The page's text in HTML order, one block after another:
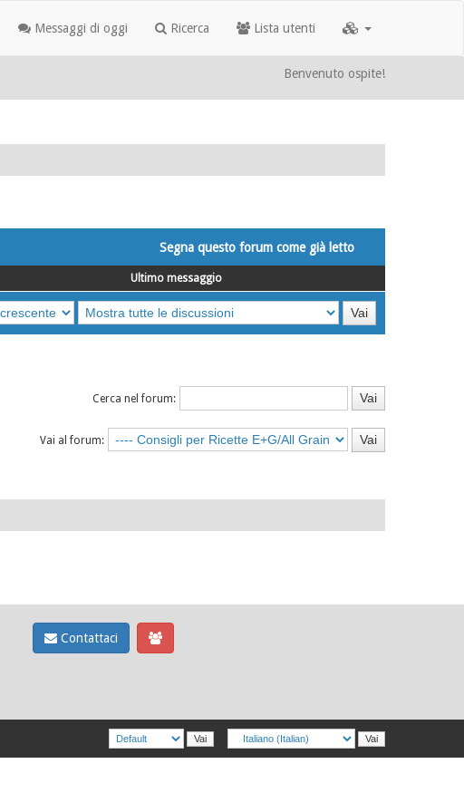
Messaggi di oggi Ricerca Lista utenti
Benvenuto ospite!
Segna questo forum come già letto
Ultimo messaggio
Cerca nel forum:
Vai al forum:
Contattaci